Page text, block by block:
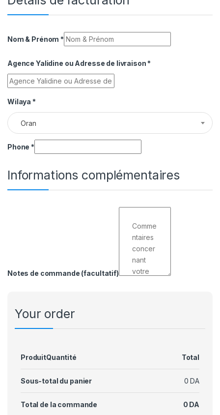
Nom & Prénom *
Agence Yalidine ou Adresse de livraison *
Wilaya *
Oran
Phone *
Informations complémentaires
Notes de commande (facultatif)
Your order
ProduitQuantité Total
Sous-total du panier 0 DA
Total de la commande 0 DA